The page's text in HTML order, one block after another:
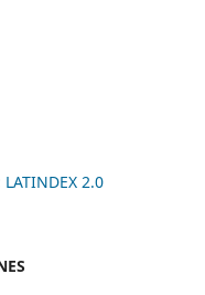
LATINDEX 2.0